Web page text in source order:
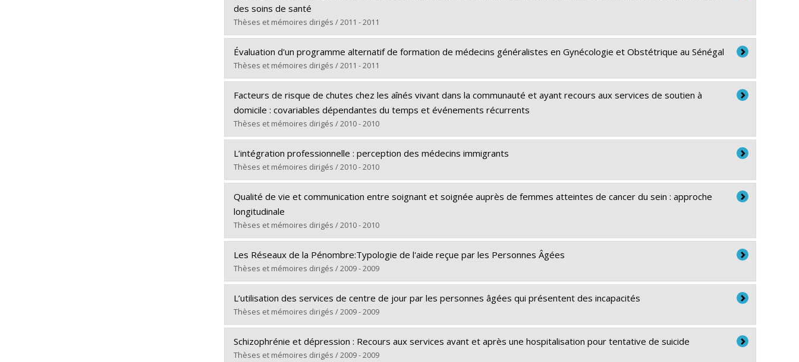
Cycle :Maîtrise
Diplôme obtenu :M. Sc.
Lien vers le document dans Papyrus
des soins de santé
Thèses et mémoires dirigés / 2011 - 2011
Diplômé(e) :Sossa, Gbênamblo Olivier
Cycle : Doctorat
Diplôme obtenu :Ph. D.
Lien vers le document dans Papyrus
Évaluation d'un programme alternatif de formation de médecins généralistes en Gynécologie et Obstétrique au Sénégal
Thèses et mémoires dirigés / 2011 - 2011
Diplômé(e) :Moreira, Isabelle V.
Cycle :Maîtrise
Diplôme obtenu :M. Sc.
Lien vers le document dans Papyrus
Facteurs de risque de chutes chez les aînés vivant dans la communauté et ayant recours aux services de soutien à
domicile : covariables dépendantes du temps et événements récurrents
Thèses et mémoires dirigés / 2010 - 2010
Diplômé(e) :Leclerc, Bernard-Simon
Cycle : Doctorat
Diplôme obtenu :Ph. D.
Lien vers le document dans Papyrus
L’intégration professionnelle : perception des médecins immigrants
Thèses et mémoires dirigés / 2010 - 2010
Diplômé(e) :Bardai, Anas
Cycle :Maîtrise
Diplôme obtenu :M. Sc.
Lien vers le document dans Papyrus
Qualité de vie et communication entre soignant et soignée auprès de femmes atteintes de cancer du sein : approche
longitudinale
Thèses et mémoires dirigés / 2010 - 2010
Diplômé(e) : Trudel, Julie G.
Cycle : Doctorat
Diplôme obtenu :Ph. D.
Lien vers le document dans Papyrus
Les Réseaux de la Pénombre:Typologie de l'aide reçue par les Personnes Âgées
Thèses et mémoires dirigés / 2009 - 2009
Diplômé(e) :Galand, Claude
Cycle : Doctorat
Diplôme obtenu :Ph. D.
Lien vers le document dans Papyrus
L’utilisation des services de centre de jour par les personnes âgées qui présentent des incapacités
Thèses et mémoires dirigés / 2009 - 2009
Diplômé(e) :Savard, Jacinthe
Cycle : Doctorat
Schizophrénie et dépression : Recours aux services avant et après une hospitalisation pour tentative de suicide
Thèses et mémoires dirigés / 2009 - 2009